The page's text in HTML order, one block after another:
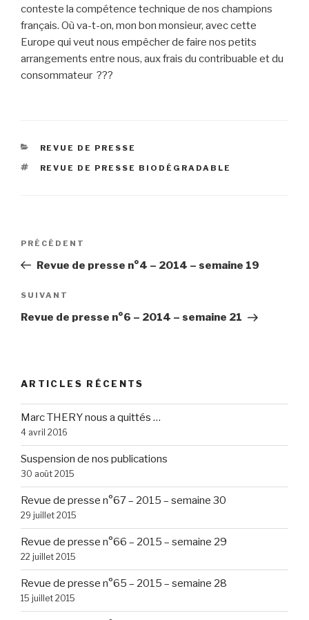
conteste la compétence technique de nos champions
français. Où va-t-on, mon bon monsieur, avec cette
Europe qui veut nous empêcher de faire nos petits
arrangements entre nous, aux frais du contribuable et du
consommateur ???
CATÉGORIES
REVUE DE PRESSE
ÉTIQUETTES
REVUE DE PRESSE BIODÉGRADABLE
Navigation
l’article
Article
précédent
PRÉCÉDENT
Revue de presse n°4 – 2014 – semaine 19
Article
suivant
SUIVANT
Revue de presse n°6 – 2014 – semaine 21
ARTICLES RÉCENTS
Marc THERY nous a quittés …
4 avril 2016
Suspension de nos publications
30 août 2015
Revue de presse n°67 – 2015 – semaine 30
29 juillet 2015
Revue de presse n°66 – 2015 – semaine 29
22 juillet 2015
Revue de presse n°65 – 2015 – semaine 28
15 juillet 2015